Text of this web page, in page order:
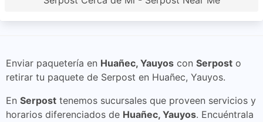
Enviar paquetería en Huañec, Yauyos con Serpost o
retirar tu paquete de Serpost en Huañec, Yauyos.
En Serpost tenemos sucursales que proveen servicios y
horarios diferenciados de Huañec, Yauyos. Encuéntrala